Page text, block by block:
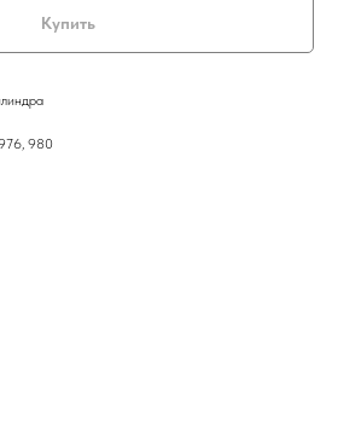
Купить
980